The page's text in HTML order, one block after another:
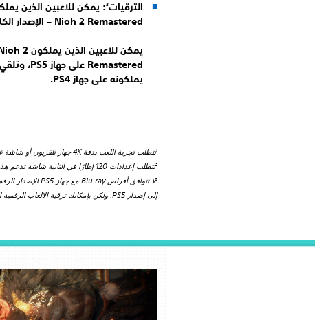
الترقيات3
Nioh 2 Remastered – الإصدار الكامل على جهاز PS5 دون أي تكلفة إضافية.
يملكونه على جهاز PS4.
1تتطلب تجربة اللعب بدقة ‎4K جهاز تلفزيون أو شاشة عرض متوافقين مع دقة ‎4K.
2تتطلب إعدادات 120 إطارًا في الثانية شاشة تدعم هذه الميزة.
3
إلى إصدار PS5. ولكن بإمكانك ترقية الالعاب الرقمية المؤهلة.